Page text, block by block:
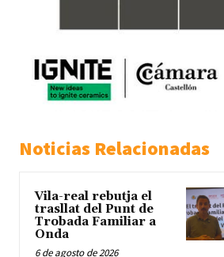
Noticias Relacionadas
Vila-real rebutja el
trasllat del Punt de
Trobada Familiar a
Onda
6 de agosto de 2026